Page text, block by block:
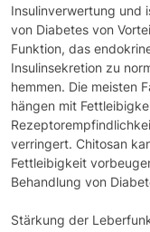
Insulinverwertung und
von Diabetes von
Funktion, das
Insulinsekretion zu
hemmen. Die meisten
hängen mit
verringert. Chitosan
Fettleibigkeit
Behandlung von
Stärkung der